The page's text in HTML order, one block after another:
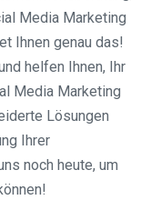
Media Marketing
Ihnen genau das!
helfen Ihnen, Ihr
Media Marketing
Lösungen
Ihrer
noch heute, um